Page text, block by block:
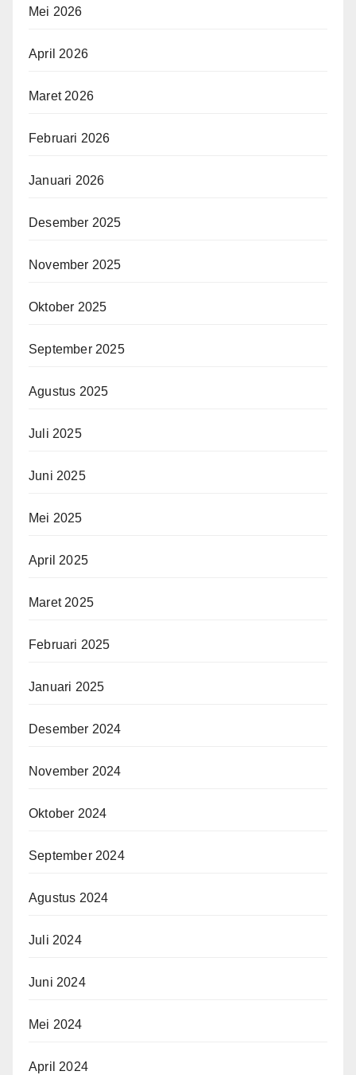
Mei 2026
April 2026
Maret 2026
Februari 2026
Januari 2026
Desember 2025
November 2025
Oktober 2025
September 2025
Agustus 2025
Juli 2025
Juni 2025
Mei 2025
April 2025
Maret 2025
Februari 2025
Januari 2025
Desember 2024
November 2024
Oktober 2024
September 2024
Agustus 2024
Juli 2024
Juni 2024
Mei 2024
April 2024